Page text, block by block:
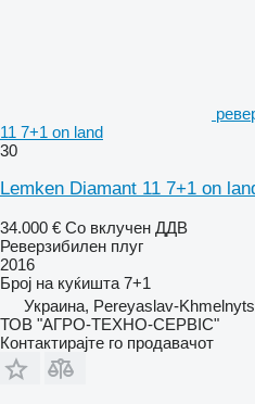
11 7+1 on land
30
Lemken Diamant 11 7+1 on
34.000 € Со вклучен ДДВ
Реверзибилен плуг
2016
Број на куќишта 7+1
Украина, Pereyaslav-
ТОВ "АГРО-ТЕХНО-СЕРВІС"
Контактирајте го продавачот